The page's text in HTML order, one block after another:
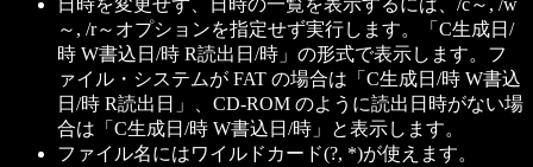
日時を変更せず、日時の一覧を表示するには、/c～, /w
～, /r～オプションを指定せず実行します。「C生成日/
時 W書込日/時 R読出日/時」の形式で表示します。フ
ァイル・システムが FAT の場合は「C生成日/時 W書込
日/時 R読出日」、CD-ROM のように読出日時がない場
合は「C生成日/時 W書込日/時」と表示します。
ファイル名にはワイルドカード(?, *)が使えます。